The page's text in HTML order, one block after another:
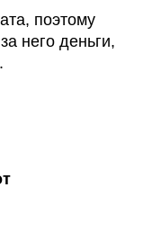
поэтому
него деньги,